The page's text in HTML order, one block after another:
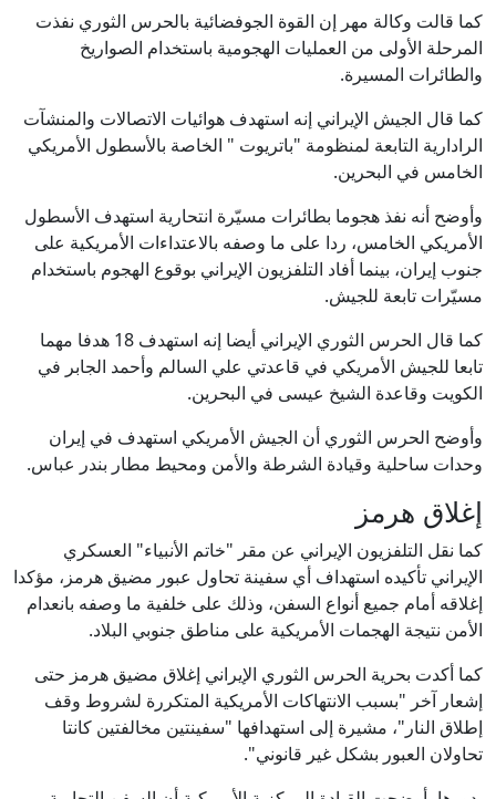
كما قالت وكالة مهر إن القوة الجوفضائية بالحرس الثوري نفذت
المرحلة الأولى من العمليات الهجومية باستخدام الصواريخ
والطائرات المسيرة.
كما قال الجيش الإيراني إنه استهدف هوائيات الاتصالات والمنشآت
الرادارية التابعة لمنظومة "باتريوت " الخاصة بالأسطول الأمريكي
الخامس في البحرين.
وأوضح أنه نفذ هجوما بطائرات مسيّرة انتحارية استهدف الأسطول
الأمريكي الخامس، ردا على ما وصفه بالاعتداءات الأمريكية على
جنوب إيران، بينما أفاد التلفزيون الإيراني بوقوع الهجوم باستخدام
مسيّرات تابعة للجيش.
كما قال الحرس الثوري الإيراني أيضا إنه استهدف 18 هدفا مهما
تابعا للجيش الأمريكي في قاعدتي علي السالم وأحمد الجابر في
الكويت وقاعدة الشيخ عيسى في البحرين.
وأوضح الحرس الثوري أن الجيش الأمريكي استهدف في إيران
وحدات ساحلية وقيادة الشرطة والأمن ومحيط مطار بندر عباس.
إغلاق هرمز
كما نقل التلفزيون الإيراني عن مقر "خاتم الأنبياء" العسكري
الإيراني تأكيده استهداف أي سفينة تحاول عبور مضيق هرمز، مؤكدا
إغلاقه أمام جميع أنواع السفن، وذلك على خلفية ما وصفه بانعدام
الأمن نتيجة الهجمات الأمريكية على مناطق جنوبي البلاد.
كما أكدت بحرية الحرس الثوري الإيراني إغلاق مضيق هرمز حتى
إشعار آخر "بسبب الانتهاكات الأمريكية المتكررة لشروط وقف
إطلاق النار"، مشيرة إلى استهدافها "سفينتين مخالفتين كانتا
تحاولان العبور بشكل غير قانوني".